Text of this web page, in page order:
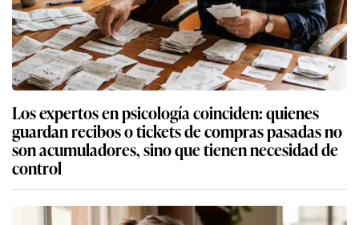
Los expertos en psicología coinciden: quienes
guardan recibos o tickets de compras pasadas no
son acumuladores, sino que tienen necesidad de
control